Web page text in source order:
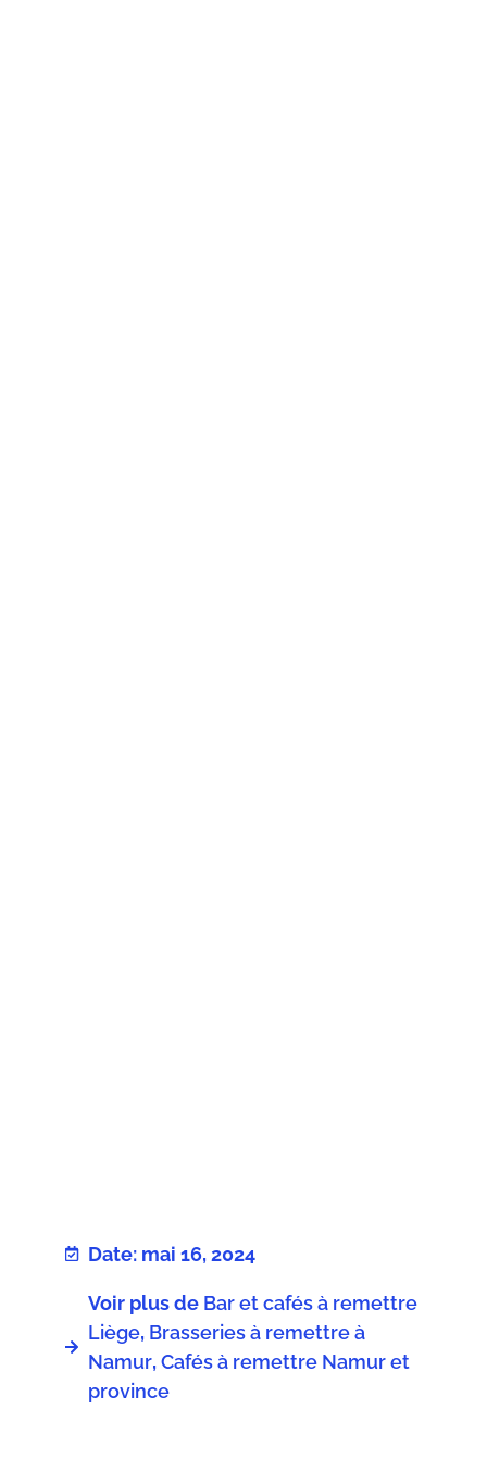
Date: mai 16, 2024
Voir plus de Bar et cafés à remettre
Liège, Brasseries à remettre à
Namur,Cafés à remettre Namur et
province